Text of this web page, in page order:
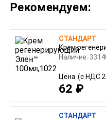
Рекомендуем:
СТАНДАРТ
Крем
Наличие:
Цена (с НДС
62 ₽
СТАНДАРТ